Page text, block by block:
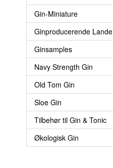
Gin-Miniature
Ginproducerende Lande
Ginsamples
Navy Strength Gin
Old Tom Gin
Sloe Gin
Tilbehør til Gin & Tonic
Økologisk Gin